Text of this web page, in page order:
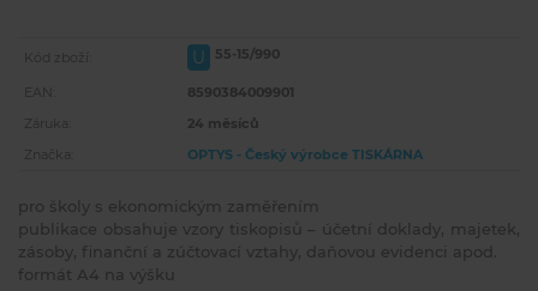
Kód zboží: U 55-15/990
EAN:
8590384009901
Záruka:
24 měsíců
Značka:
OPTYS - Český výrobce TISKÁRNA
pro školy s ekonomickým zaměřením
publikace obsahuje vzory tiskopisů – účetní doklady, majetek,
zásoby, finanční a zúčtovací vztahy, daňovou evidenci apod.
formát A4 na výšku